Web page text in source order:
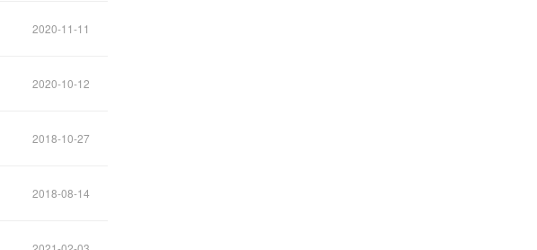
2020-11-11
2020-10-12
2018-10-27
2018-08-14